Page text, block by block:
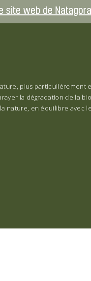
site web de Natagora
plus particulièrement
la dégradation de la
nature, en équilibre avec